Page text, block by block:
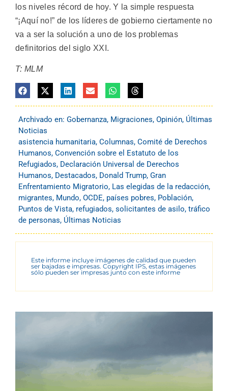
los niveles récord de hoy. Y la simple respuesta
“¡Aquí no!” de los líderes de gobierno ciertamente no
va a ser la solución a uno de los problemas
definitorios del siglo XXI.
T: MLM
Archivado en: Gobernanza, Migraciones, Opinión, Últimas
Noticias
asistencia humanitaria, Columnas, Comité de Derechos
Humanos, Convención sobre el Estatuto de los
Refugiados, Declaración Universal de Derechos
Humanos, Destacados, Donald Trump, Gran
Enfrentamiento Migratorio, Las elegidas de la redacción,
migrantes, Mundo, OCDE, países pobres, Población,
Puntos de Vista, refugiados, solicitantes de asilo, tráfico
de personas, Últimas Noticias
Este informe incluye imágenes de calidad que pueden
ser bajadas e impresas. Copyright IPS, estas imágenes
sólo pueden ser impresas junto con este informe